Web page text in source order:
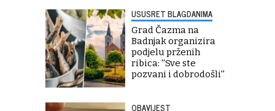
USUSRET BLAGDANIMA
Grad Čazma na
Badnjak organizira
podjelu prženih
ribica: ''Sve ste
pozvani i dobrodošli''
OBAVIJEST